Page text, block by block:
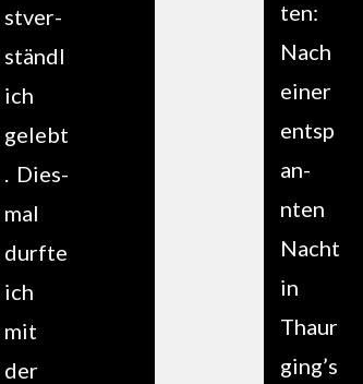
stver­
ständl
ich
gelebt
. Dies­
mal
durfte
ich
mit
der
t­en:
Nach
ein­er
entsp
an­
nten
Nacht
in
Thaur
ging’s